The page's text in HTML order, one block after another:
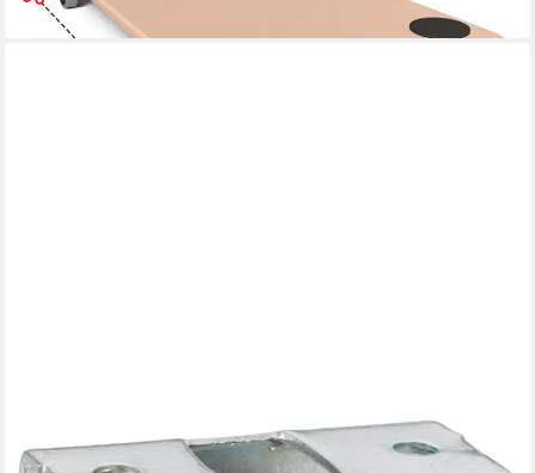
lieferbar - in 3-4 Werktagen bei dir
DÖRNER + HELMER
Möbelrolle Doppelbockrolle 25 x 20,5 mm, Tragkr. 50 kg